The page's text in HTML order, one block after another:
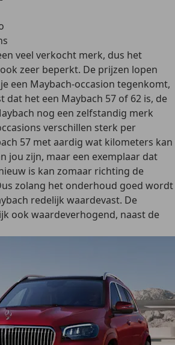
veel verkocht merk, dus het
zeer beperkt. De prijzen lopen
een Maybach-occasion tegenkomt,
dat het een Maybach 57 of 62 is, de
nog een zelfstandig merk
verschillen sterk per
57 met aardig wat kilometers kan
jou zijn, maar een exemplaar dat
is kan zomaar richting de
zolang het onderhoud goed wordt
redelijk waardevast. De
ook waardeverhogend, naast de